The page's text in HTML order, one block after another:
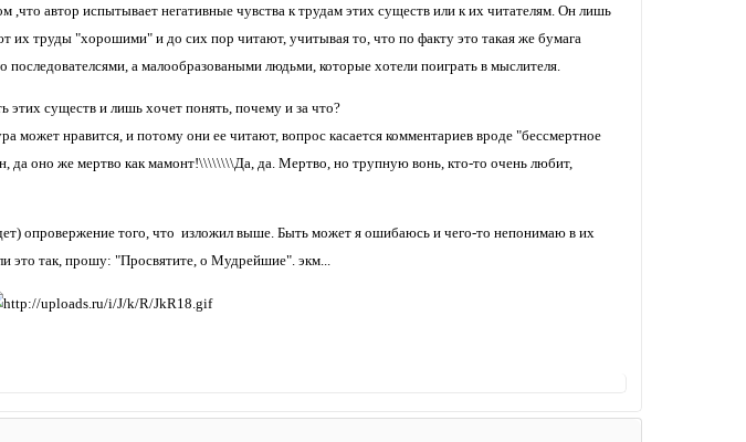
,что автор испытывает негативные чувства к трудам этих существ или к их читателям. Он лишь
их труды "хорошими" и до сих пор читают, учитывая то, что по факту это такая же бумага
последователсями, а малообразоваными людьми, которые хотели поиграть в мыслителя.
этих существ и лишь хочет понять, почему и за что?
может нравится, и потому они ее читают, вопрос касается комментариев вроде "бессмертное
да оно же мертво как мамонт!\\\\\\\\Да, да. Мертво, но трупную вонь, кто-то очень любит,
опровержение того, что изложил выше. Быть может я ошибаюсь и чего-то непонимаю в их
это так, прошу: "Просвятите, о Мудрейшие". экм...